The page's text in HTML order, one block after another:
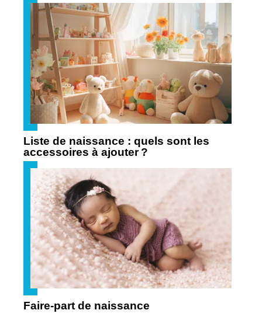
Liste de naissance : quels sont les
accessoires à ajouter ?
Faire-part de naissance